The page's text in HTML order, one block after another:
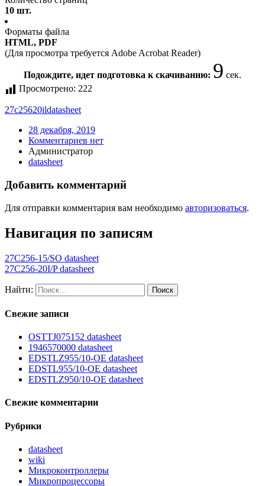
10 шт.
Форматы файла
HTML, PDF
(Для просмотра требуется Adobe Acrobat Reader)
Подождите, идет подготовка к скачиванию: 9 сек.
Просмотрено: 222
27c25620ildatasheet
28 декабря, 2019
Комментариев нет
Администратор
datasheet
Добавить комментарий
Для отправки комментария вам необходимо авторизоваться.
Навигация по записям
27C256-15/SO datasheet
27C256-20I/P datasheet
Найти:
Свежие записи
OSTTJ075152 datasheet
1946570000 datasheet
EDSTLZ955/10-OE datasheet
EDSTL955/10-OE datasheet
EDSTLZ950/10-OE datasheet
Свежие комментарии
Рубрики
datasheet
wiki
Микроконтроллеры
Микропроцессоры